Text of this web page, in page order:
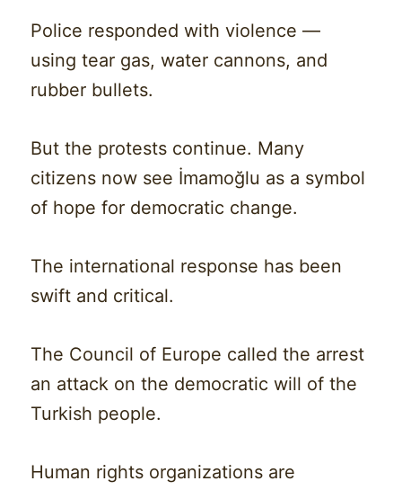
Police responded with violence —
using tear gas, water cannons, and
rubber bullets.
But the protests continue. Many
citizens now see İmamoğlu as a symbol
of hope for democratic change.
The international response has been
swift and critical.
The Council of Europe called the arrest
an attack on the democratic will of the
Turkish people.
Human rights organizations are